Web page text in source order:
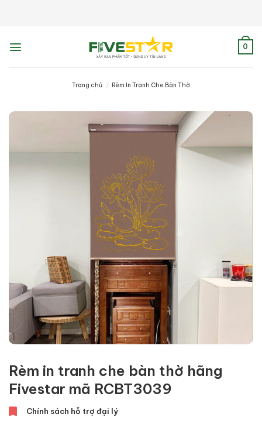
0
Trang chủ / Rèm In Tranh Che Bàn Thờ
Rèm in tranh che bàn thờ hãng
Fivestar mã RCBT3039
Chính sách hỗ trợ đại lý